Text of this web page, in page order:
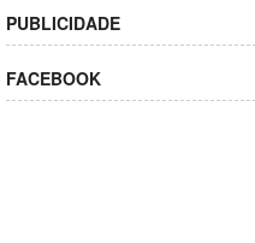
PUBLICIDADE
FACEBOOK